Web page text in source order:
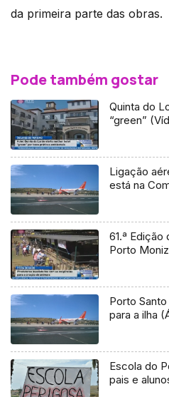
da primeira parte das obras.
Pode também gostar
Quinta do
“green”
Ligação
está na
61.ª Edição
Porto
Porto
para a ilha
Escola do
pais e